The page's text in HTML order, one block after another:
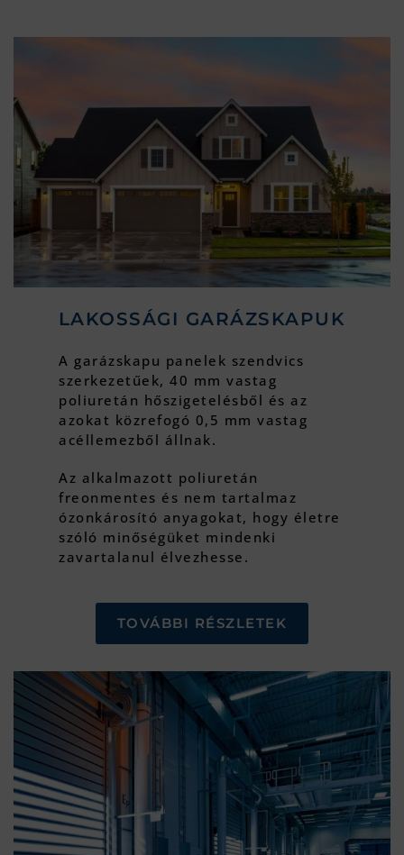
LAKOSSÁGI GARÁZSKAPUK
A garázskapu panelek szendvics
szerkezetűek, 40 mm vastag
poliuretán hőszigetelésből és az
azokat közrefogó 0,5 mm vastag
acéllemezből állnak.
Az alkalmazott poliuretán
freonmentes és nem tartalmaz
ózonkárosító anyagokat, hogy életre
szóló minőségüket mindenki
zavartalanul élvezhesse.
TOVÁBBI RÉSZLETEK